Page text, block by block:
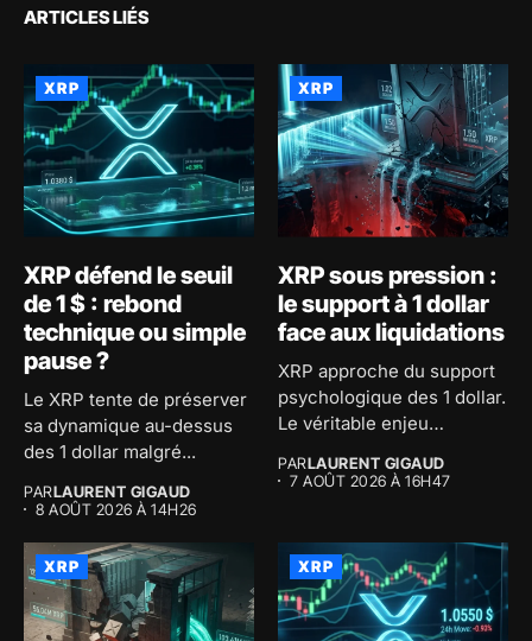
ARTICLES LIÉS
XRP
XRP défend le seuil
de 1 $ : rebond
technique ou simple
pause ?
Le XRP tente de préserver
sa dynamique au-dessus
des 1 dollar malgré...
PARLAURENT GIGAUD
8 AOÛT 2026 À 14H26
XRP
XRP sous pression :
le support à 1 dollar
face aux liquidations
XRP approche du support
psychologique des 1 dollar.
Le véritable enjeu
PARLAURENT GIGAUD
7 AOÛT 2026 À 16H47
XRP XRP